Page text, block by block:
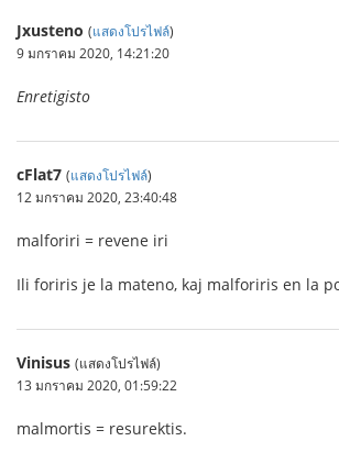
Jxusteno (แสดงโปรไฟล์)
9 มกราคม 2020, 14:21:20
Enretigisto
cFlat7 (แสดงโปรไฟล์)
12 มกราคม 2020, 23:40:48
malforiri = revene iri
Ili foriris je la mateno, kaj malforiris en la
Vinisus (แสดงโปรไฟล์)
13 มกราคม 2020, 01:59:22
malmortis = resurektis.